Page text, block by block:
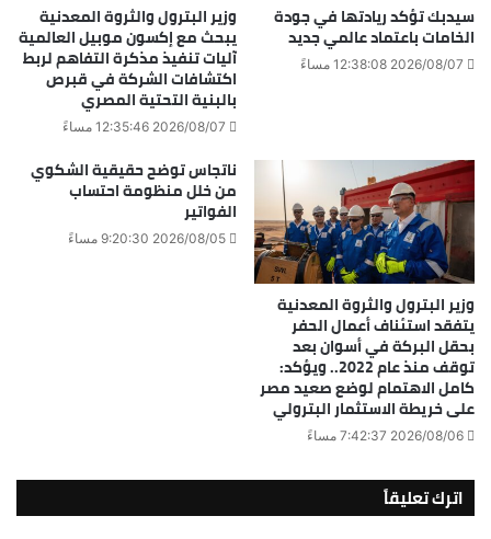
سيدبك تؤكد ريادتها في جودة
الخامات باعتماد عالمي جديد
2026/08/07 12:38:08 مساءً
وزير البترول والثروة المعدنية
يبحث مع إكسون موبيل العالمية
آليات تنفيذ مذكرة التفاهم لربط
اكتشافات الشركة في قبرص
بالبنية التحتية المصري
2026/08/07 12:35:46 مساءً
وزير البترول والثروة المعدنية
يتفقد استئناف أعمال الحفر
بحقل البركة في أسوان بعد
توقف منذ عام 2022.. ويؤكد:
كامل الاهتمام لوضع صعيد مصر
على خريطة الاستثمار البترولي
2026/08/06 7:42:37 مساءً
ناتجاس توضح حقيقية الشكوي
من خلل منظومة احتساب
الفواتير
2026/08/05 9:20:30 مساءً
اترك تعليقاً